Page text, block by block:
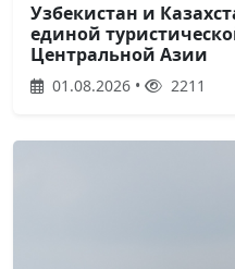
Узбекистан и
единой
Центральной Азии
01.08.2026 • 2211